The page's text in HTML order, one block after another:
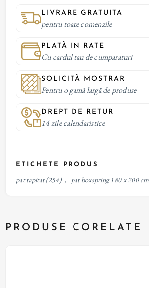
LIVRARE GRATUITA
pentru toate comenzile
PLATĂ IN RATE
Cu cardul tau de cumparaturi
SOLICITĂ MOSTRAR
Pentru o gamă largă de produse
DREPT DE RETUR
14 zile calendaristice
ETICHETE PRODUS
pat tapitat (254) , pat boxspring 180 x 200 cm
PRODUSE CORELATE